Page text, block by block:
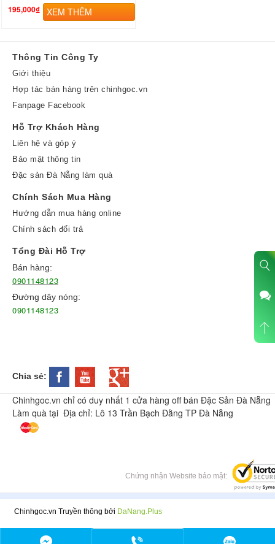
195,000₫ XEM THÊM
Thông Tin Công Ty
Giới thiệu
Hợp tác bán hàng trên chinhgoc.vn
Fanpage Facebook
Hỗ Trợ Khách Hàng
Liên hệ và góp ý
Bảo mật thông tin
Đặc sản Đà Nẵng làm quà
Chính Sách Mua Hàng
Hướng dẫn mua hàng online
Chính sách đổi trả
Tổng Đài Hỗ Trợ
Bán hàng:
0901148123
Đường dây nóng:
0901148123
Chia sẻ:
Chinhgoc.vn chỉ có duy nhất 1 cửa hàng off bán Đặc Sản Đà Nẵng
Làm quà tại Địa chỉ: Lô 13 Trần Bạch Đằng TP Đà Nẵng
Chứng nhận Website bảo mật:
Chinhgoc.vn Truyền thông bởi DaNang.Plus